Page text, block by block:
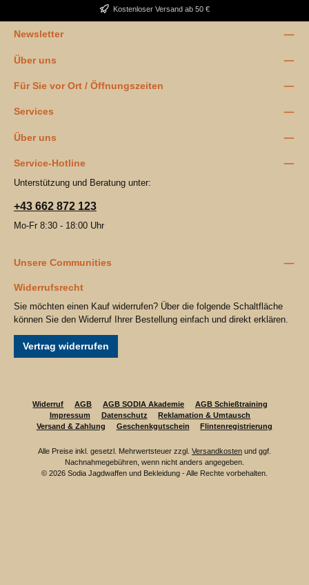
Kostenloser Versand ab 50 €
Newsletter
Über uns
Für Sie vor Ort / Öffnungszeiten
Services
Über uns
Service-Hotline
Unterstützung und Beratung unter:
+43 662 872 123
Mo-Fr 8:30 - 18:00 Uhr
Unsere Communities
Widerrufsrecht
Sie möchten einen Kauf widerrufen? Über die folgende Schaltfläche
können Sie den Widerruf Ihrer Bestellung einfach und direkt erklären.
Vertrag widerrufen
Widerruf AGB AGB SODIA Akademie
AGB Schießtraining
Impressum
Datenschutz
Reklamation & Umtausch
Versand & Zahlung
Geschenkgutschein Flintenregistrierung
Alle Preise inkl. gesetzl. Mehrwertsteuer zzgl. Versandkosten und ggf.
Nachnahmegebühren, wenn nicht anders angegeben.
© 2026 Sodia Jagdwaffen und Bekleidung - Alle Rechte vorbehalten.